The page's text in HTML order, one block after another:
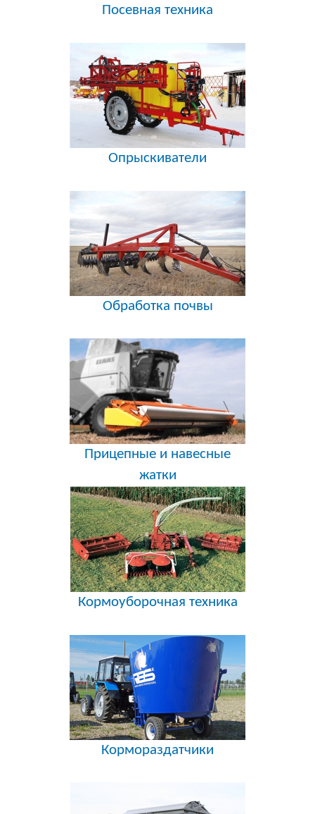
Посевная техника
Опрыскиватели
Обработка почвы
Прицепные и навесные
жатки
Кормоуборочная техника
Кормораздатчики